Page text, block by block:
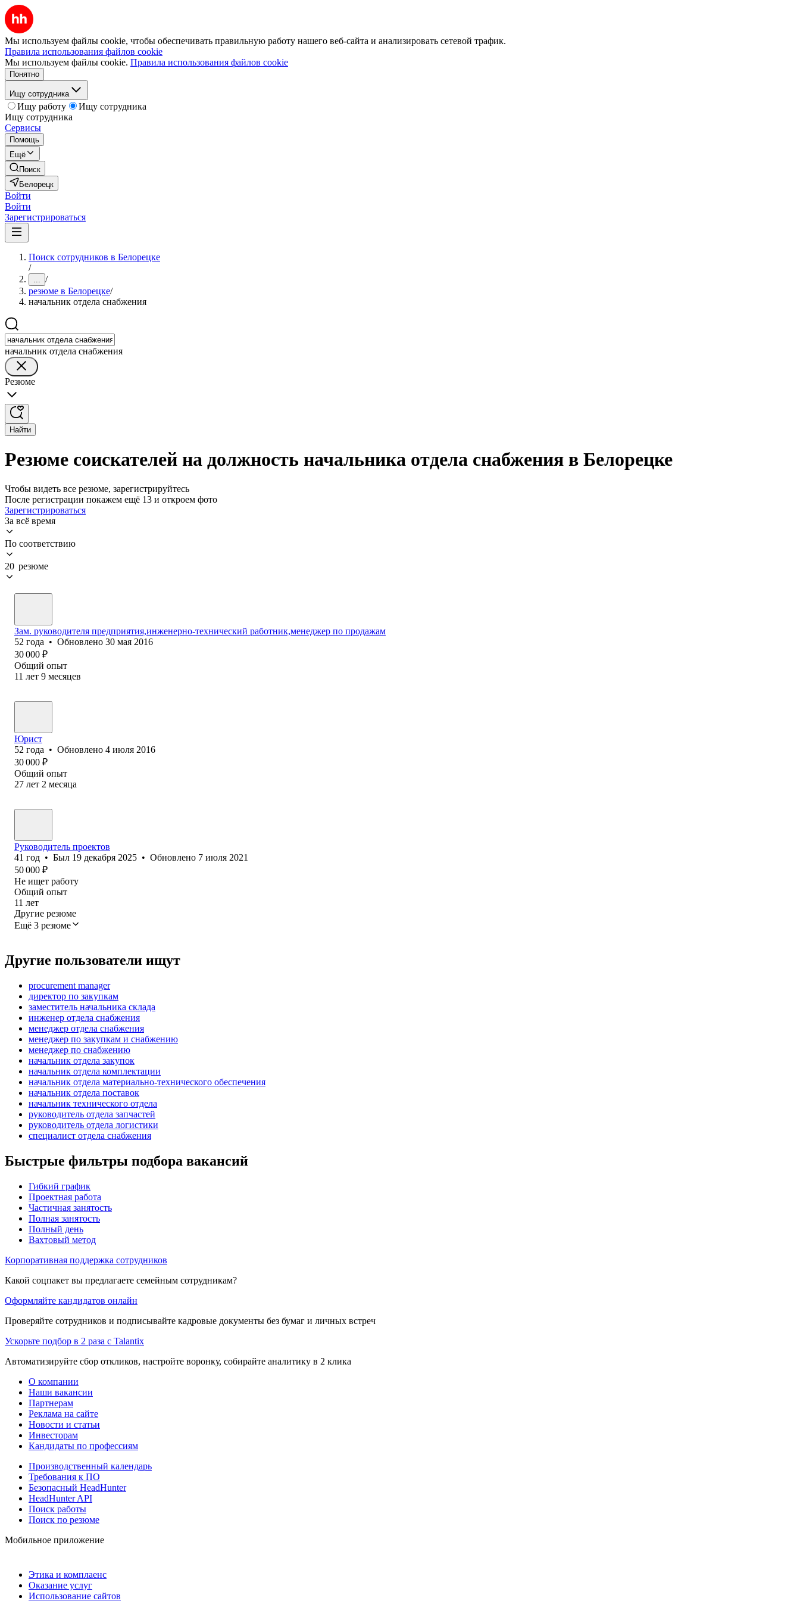
Мы используем файлы cookie, чтобы обеспечивать правильную работу нашего веб-сайта и анализировать сетевой трафик.
Правила использования файлов cookie
Мы используем файлы cookie. Правила использования файлов cookie
Понятно
Ищу сотрудника
Ищу работу
Ищу сотрудника
Ищу сотрудника
Сервисы
Помощь
Ещё
Поиск
Белорецк
Войти
Войти
Зарегистрироваться
Поиск сотрудников в Белорецке
/
... /
резюме в Белорецке/
начальник отдела снабжения
начальник отдела снабжения
Резюме
Найти
Резюме соискателей на должность начальника отдела снабжения в Белорецке
Чтобы видеть все резюме, зарегистрируйтесь
После регистрации покажем ещё 13 и откроем фото
Зарегистрироваться
За всё время
По соответствию
20 резюме
Зам. руководителя предприятия,инженерно-технический работник,менеджер по продажам
52 года • Обновлено 30 мая 2016
30 000 ₽
Общий опыт
11 лет 9 месяцев
Юрист
52 года • Обновлено 4 июля 2016
30 000 ₽
Общий опыт
27 лет 2 месяца
Руководитель проектов
41 год • Был 19 декабря 2025 • Обновлено 7 июля 2021
50 000 ₽
Не ищет работу
Общий опыт
11 лет
Другие резюме
Ещё 3 резюме
Другие пользователи ищут
procurement manager
директор по закупкам
заместитель начальника склада
инженер отдела снабжения
менеджер отдела снабжения
менеджер по закупкам и снабжению
менеджер по снабжению
начальник отдела закупок
начальник отдела комплектации
начальник отдела материально-технического обеспечения
начальник отдела поставок
начальник технического отдела
руководитель отдела запчастей
руководитель отдела логистики
специалист отдела снабжения
Быстрые фильтры подбора вакансий
Гибкий график
Проектная работа
Частичная занятость
Полная занятость
Полный день
Вахтовый метод
Корпоративная поддержка сотрудников
Какой соцпакет вы предлагаете семейным сотрудникам?
Оформляйте кандидатов онлайн
Проверяйте сотрудников и подписывайте кадровые документы без бумаг и личных встреч
Ускорьте подбор в 2 раза с Talantix
Автоматизируйте сбор откликов, настройте воронку, собирайте аналитику в 2 клика
О компании
Наши вакансии
Партнерам
Реклама на сайте
Новости и статьи
Инвесторам
Кандидаты по профессиям
Производственный календарь
Требования к ПО
Безопасный HeadHunter
HeadHunter API
Поиск работы
Поиск по резюме
Мобильное приложение
Этика и комплаенс
Оказание услуг
Использование сайтов